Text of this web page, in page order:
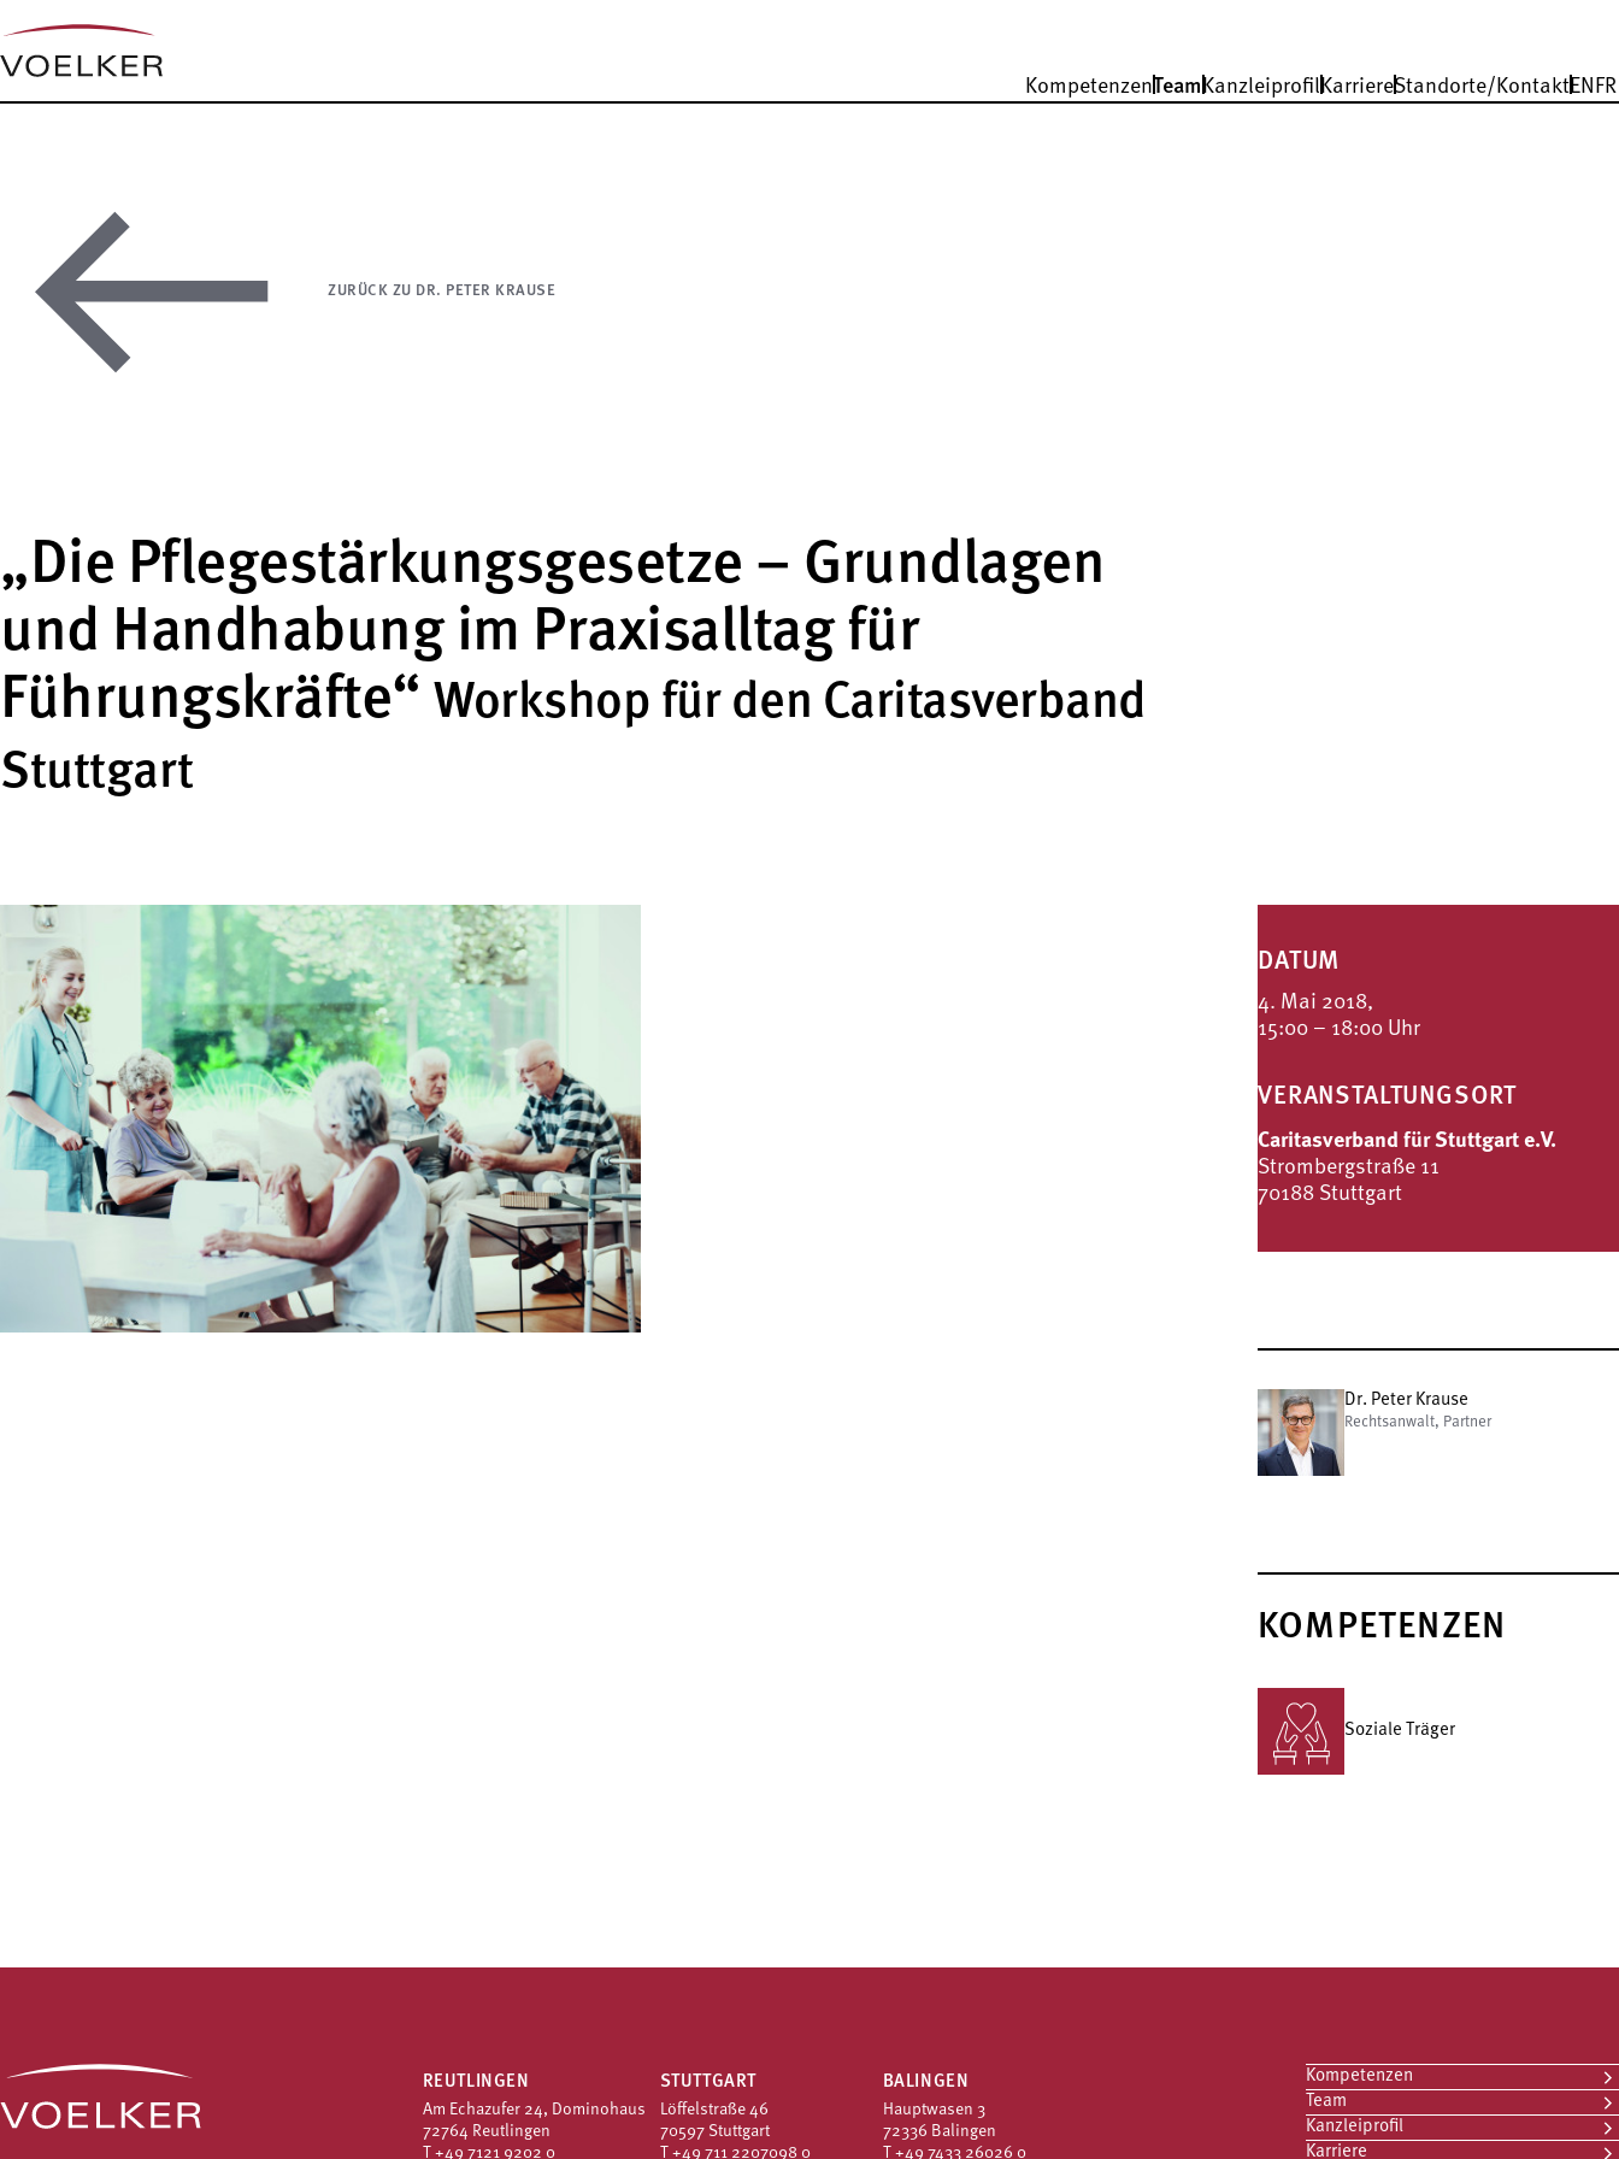
KompetenzenTeam KanzleiprofilKarriereStandorte/KontaktENFR
ZURÜCK ZU DR. PETER KRAUSE
„Die Pflegestärkungsgesetze – Grundlagen
und Handhabung im Praxisalltag für
Führungskräfte“ Workshop für den Caritasverband
Stuttgart
DATUM
4. Mai 2018,
15:00 – 18:00 Uhr
VERANSTALTUNGSORT
Caritasverband für Stuttgart e.V.
Strombergstraße 11
70188 Stuttgart
Dr. Peter Krause
Rechtsanwalt, Partner
KOMPETENZEN
Soziale Träger
REUTLINGEN
Am Echazufer 24, Dominohaus
72764 Reutlingen
T +49 7121 9202 0
STUTTGART
Löffelstraße 46
70597 Stuttgart
T +49 711 2207098 0
BALINGEN
Hauptwasen 3
72336 Balingen
T +49 7433 26026 0
Kompetenzen
Team
Kanzleiprofil
Karriere